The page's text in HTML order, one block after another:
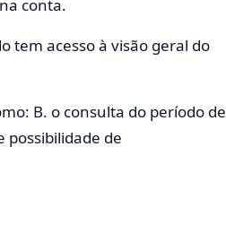
conta.
tem acesso à visão geral do
B. o consulta do período de
possibilidade de